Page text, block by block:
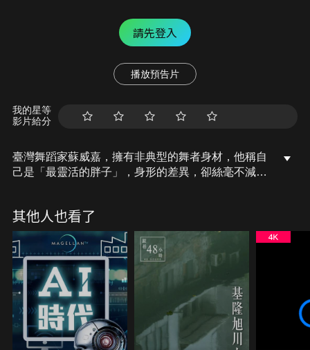
請先登入
播放預告片
我的星等
影片給分
臺灣舞蹈家蘇威嘉，擁有非典型的舞者身材，他稱自
己是「最靈活的胖子」，身形的差異，卻絲毫不減他
2013年起開始編創「自由步」系列舞作，蘇威嘉為不
同舞者編舞，並在各類場域進行展演。過程中，蘇威
嘉一度因心肌梗塞入院，病癒後，於2025年進行舞蹈
生涯中的首次獨舞，演出「自由步」系列最終章。
其他人也看了